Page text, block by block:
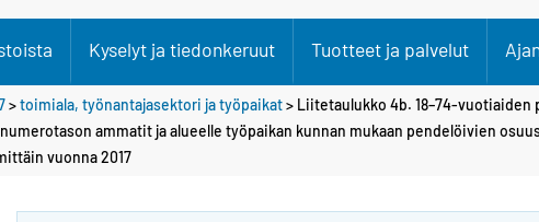
Kyselyt ja tiedonkeruut Tuotteet ja palvelut
>toimiala, työnantajasektori ja työpaikat> Liitetaulukko 4b. 18–74-vuotiaiden
ammatit ja alueelle työpaikan kunnan mukaan pendelöivien
vuonna 2017